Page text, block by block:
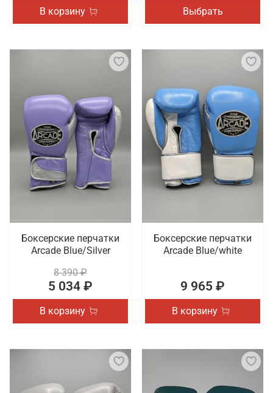
В корзину Выбрать
Боксерские перчатки
Arcade Blue/Silver
8 390 ₽
5 034 ₽
В корзину
Боксерские перчатки
Arcade Blue/white
9 965 ₽
В корзину